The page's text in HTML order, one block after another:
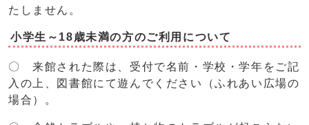
たしません。
小学生～18歳未満の方のご利用について
〇 来館された際は、受付で名前・学校・学年をご記
入の上、図書館にて遊んでください（ふれあい広場の
場合）。